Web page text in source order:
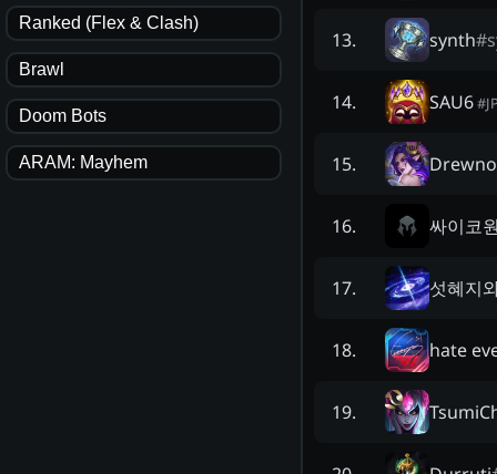
Ranked (Flex & Clash)
Brawl
Doom Bots
ARAM: Mayhem
13. synth#
14. SAU6#
15.
16. 싸이코
17. 섯혜지
18. hate
19.